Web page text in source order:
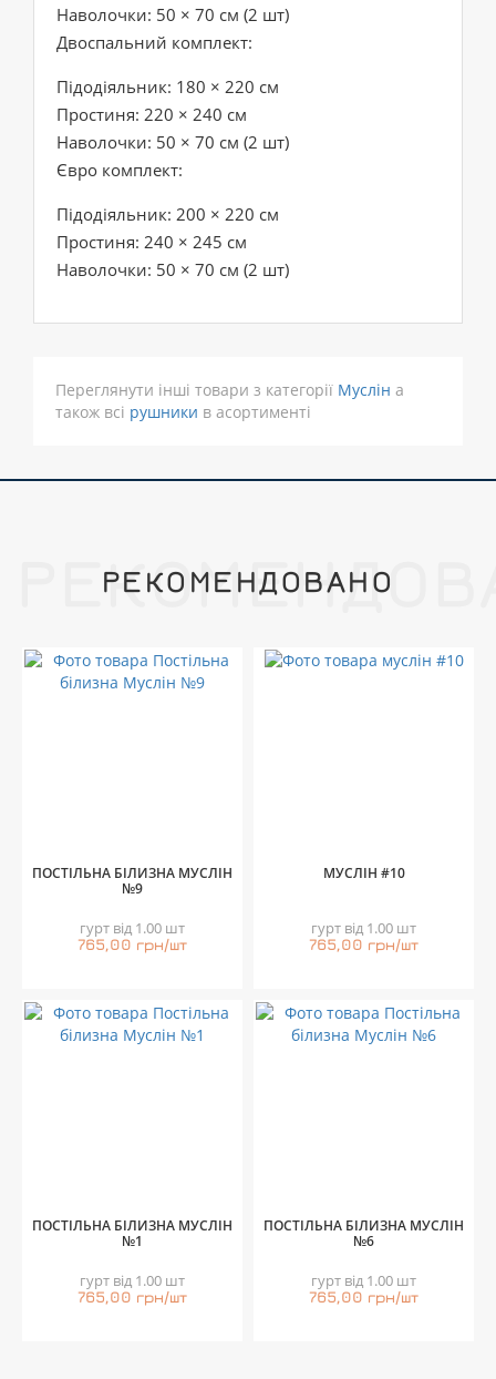
Наволочки: 50 × 70 см (2 шт)
Двоспальний комплект:
Підодіяльник: 180 × 220 см
Простиня: 220 × 240 см
Наволочки: 50 × 70 см (2 шт)
Євро комплект:
Підодіяльник: 200 × 220 см
Простиня: 240 × 245 см
Наволочки: 50 × 70 см (2 шт)
Переглянути інші товари з категорії Муслін а
також всі рушники в асортименті
РЕКОМЕНДОВАНО
ПОСТІЛЬНА БІЛИЗНА МУСЛІН
№9
гурт від 1.00 шт
765,00 грн/шт
МУСЛІН #10
гурт від 1.00 шт
765,00 грн/шт
ПОСТІЛЬНА БІЛИЗНА МУСЛІН
№1
гурт від 1.00 шт
765,00 грн/шт
ПОСТІЛЬНА БІЛИЗНА МУСЛІН
№6
гурт від 1.00 шт
765,00 грн/шт